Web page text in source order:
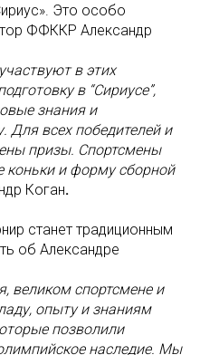
Это особо
ФФККР Александр
в этих
в “Сириусе”,
знания и
Для всех победителей и
призы. Спортсмены
коньки и форму сборной
Коган.
станет традиционным
об Александре
великом спортсмене и
опыту и знаниям
позволили
наследие. Мы